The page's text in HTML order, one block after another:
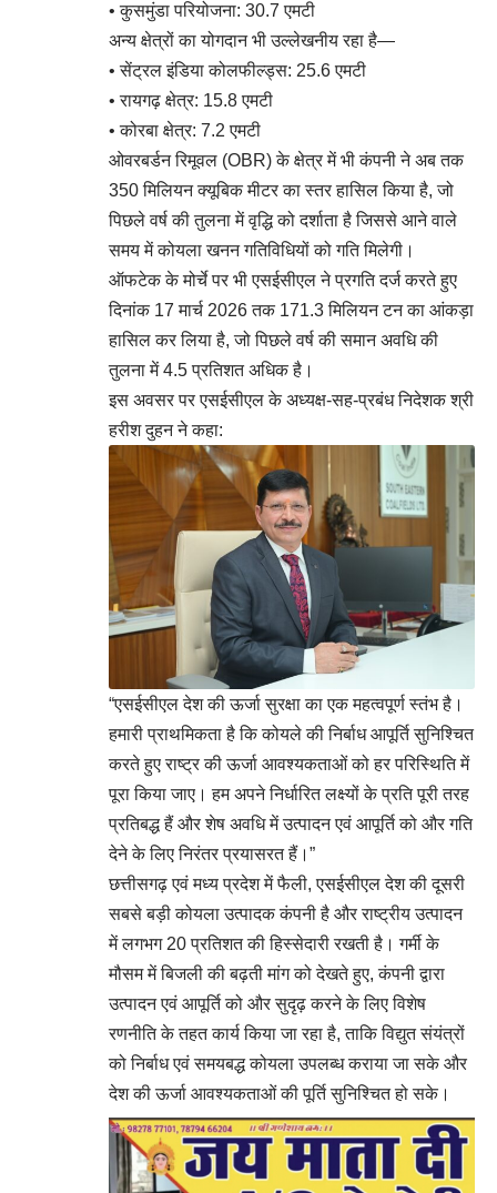
• कुसमुंडा परियोजना: 30.7 एमटी
अन्य क्षेत्रों का योगदान भी उल्लेखनीय रहा है—
• सेंट्रल इंडिया कोलफील्ड्स: 25.6 एमटी
• रायगढ़ क्षेत्र: 15.8 एमटी
• कोरबा क्षेत्र: 7.2 एमटी
ओवरबर्डन रिमूवल (OBR) के क्षेत्र में भी कंपनी ने अब तक
350 मिलियन क्यूबिक मीटर का स्तर हासिल किया है, जो
पिछले वर्ष की तुलना में वृद्धि को दर्शाता है जिससे आने वाले
समय में कोयला खनन गतिविधियों को गति मिलेगी।
ऑफटेक के मोर्चे पर भी एसईसीएल ने प्रगति दर्ज करते हुए
दिनांक 17 मार्च 2026 तक 171.3 मिलियन टन का आंकड़ा
हासिल कर लिया है, जो पिछले वर्ष की समान अवधि की
तुलना में 4.5 प्रतिशत अधिक है।
इस अवसर पर एसईसीएल के अध्यक्ष-सह-प्रबंध निदेशक श्री
हरीश दुहन ने कहा:
“एसईसीएल देश की ऊर्जा सुरक्षा का एक महत्वपूर्ण स्तंभ है।
हमारी प्राथमिकता है कि कोयले की निर्बाध आपूर्ति सुनिश्चित
करते हुए राष्ट्र की ऊर्जा आवश्यकताओं को हर परिस्थिति में
पूरा किया जाए। हम अपने निर्धारित लक्ष्यों के प्रति पूरी तरह
प्रतिबद्ध हैं और शेष अवधि में उत्पादन एवं आपूर्ति को और गति
देने के लिए निरंतर प्रयासरत हैं।”
छत्तीसगढ़ एवं मध्य प्रदेश में फैली, एसईसीएल देश की दूसरी
सबसे बड़ी कोयला उत्पादक कंपनी है और राष्ट्रीय उत्पादन
में लगभग 20 प्रतिशत की हिस्सेदारी रखती है। गर्मी के
मौसम में बिजली की बढ़ती मांग को देखते हुए, कंपनी द्वारा
उत्पादन एवं आपूर्ति को और सुदृढ़ करने के लिए विशेष
रणनीति के तहत कार्य किया जा रहा है, ताकि विद्युत संयंत्रों
को निर्बाध एवं समयबद्ध कोयला उपलब्ध कराया जा सके और
देश की ऊर्जा आवश्यकताओं की पूर्ति सुनिश्चित हो सके।